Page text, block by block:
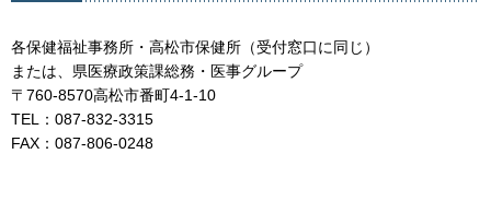
各保健福祉事務所・高松市保健所（受付窓口に同じ）
または、県医療政策課総務・医事グループ
〒760-8570高松市番町4-1-10
TEL：087-832-3315
FAX：087-806-0248